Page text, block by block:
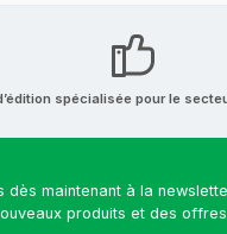
spécialisée pour le
dès maintenant à la
produits et des